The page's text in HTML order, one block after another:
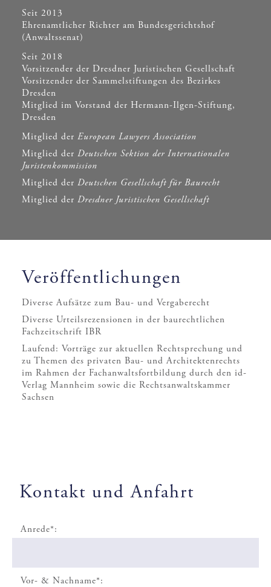
Seit 2013
Ehrenamtlicher Richter am Bundesgerichtshof
(Anwaltssenat)
Seit 2018
Vorsitzender der Dresdner Juristischen Gesellschaft
Vorsitzender der Sammelstiftungen des Bezirkes
Dresden
Mitglied im Vorstand der Hermann-Ilgen-Stiftung,
Dresden
Mitglied der European Lawyers Association
Mitglied der Deutschen Sektion der Internationalen
Juristenkommission
Mitglied der Deutschen Gesellschaft für Baurecht
Mitglied der Dresdner Juristischen Gesellschaft
Veröffentlichungen
Diverse Aufsätze zum Bau- und Vergaberecht
Diverse Urteilsrezensionen in der baurechtlichen
Fachzeitschrift IBR
Laufend: Vorträge zur aktuellen Rechtsprechung und
zu Themen des privaten Bau- und Architektenrechts
im Rahmen der Fachanwaltsfortbildung durch den id-
Verlag Mannheim sowie die Rechtsanwaltskammer
Sachsen
Kontakt und Anfahrt
Anrede*:
Vor- & Nachname*: